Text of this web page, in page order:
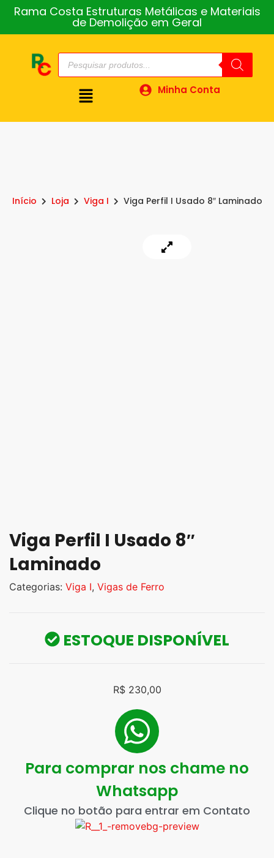
Rama Costa Estruturas Metálicas e Materiais
de Demolição em Geral
Minha Conta
Início Loja Viga I Viga Perfil I Usado 8″ Laminado
Viga Perfil I Usado 8″
Laminado
Categorias: Viga I, Vigas de Ferro
ESTOQUE DISPONÍVEL
R$230,00
Para comprar nos chame no
Whatsapp
Clique no botão para entrar em Contato